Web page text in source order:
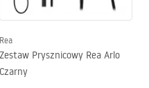
Rea
Zestaw Prysznicowy Rea Arlo
Czarny